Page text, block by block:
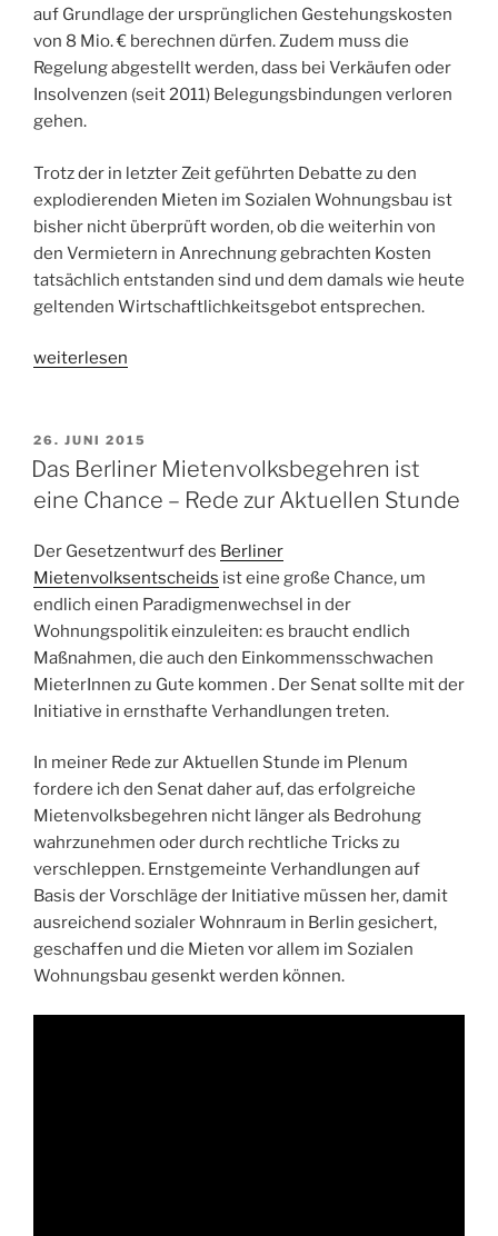
auf Grundlage der ursprünglichen Gestehungskosten
von 8 Mio. € berechnen dürfen. Zudem muss die
Regelung abgestellt werden, dass bei Verkäufen oder
Insolvenzen (seit 2011) Belegungsbindungen verloren
gehen.
Trotz der in letzter Zeit geführten Debatte zu den
explodierenden Mieten im Sozialen Wohnungsbau ist
bisher nicht überprüft worden, ob die weiterhin von
den Vermietern in Anrechnung gebrachten Kosten
tatsächlich entstanden sind und dem damals wie heute
geltenden Wirtschaftlichkeitsgebot entsprechen.
„Rechtsgutachten
Wohnungsbau:
Überhöhte
Kostenmieten
soziale
Richtsatzmiete
einführen“
weiterlesen
VERÖFFENTLICHT
AM
26. JUNI 2015
Das Berliner Mietenvolksbegehren ist
eine Chance – Rede zur Aktuellen Stunde
Der Gesetzentwurf des Berliner
Mietenvolksentscheids ist eine große Chance, um
endlich einen Paradigmenwechsel in der
Wohnungspolitik einzuleiten: es braucht endlich
Maßnahmen, die auch den Einkommensschwachen
MieterInnen zu Gute kommen . Der Senat sollte mit der
Initiative in ernsthafte Verhandlungen treten.
In meiner Rede zur Aktuellen Stunde im Plenum
fordere ich den Senat daher auf, das erfolgreiche
Mietenvolksbegehren nicht länger als Bedrohung
wahrzunehmen oder durch rechtliche Tricks zu
verschleppen. Ernstgemeinte Verhandlungen auf
Basis der Vorschläge der Initiative müssen her, damit
ausreichend sozialer Wohnraum in Berlin gesichert,
geschaffen und die Mieten vor allem im Sozialen
Wohnungsbau gesenkt werden können.